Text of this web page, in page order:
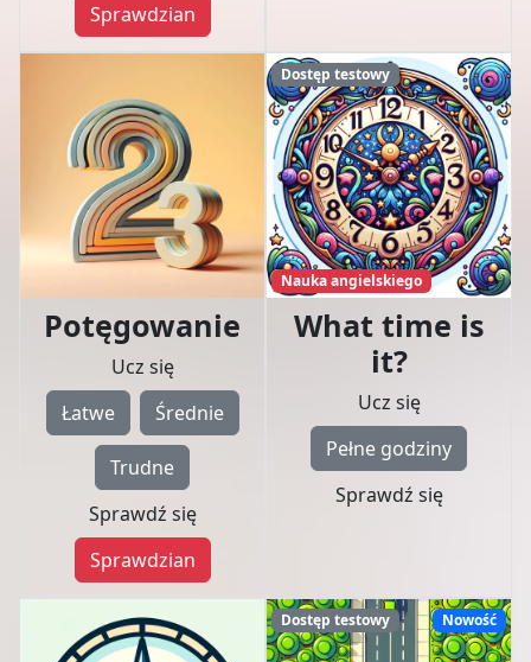
Sprawdzian
Potęgowanie
Ucz się
Łatwe
Średnie
Trudne
Sprawdź się
Sprawdzian
Dostęp testowy
Nauka angielskiego
What time is
it?
Ucz się
Pełne godziny
Sprawdź się
Nowość
Dostęp testowy